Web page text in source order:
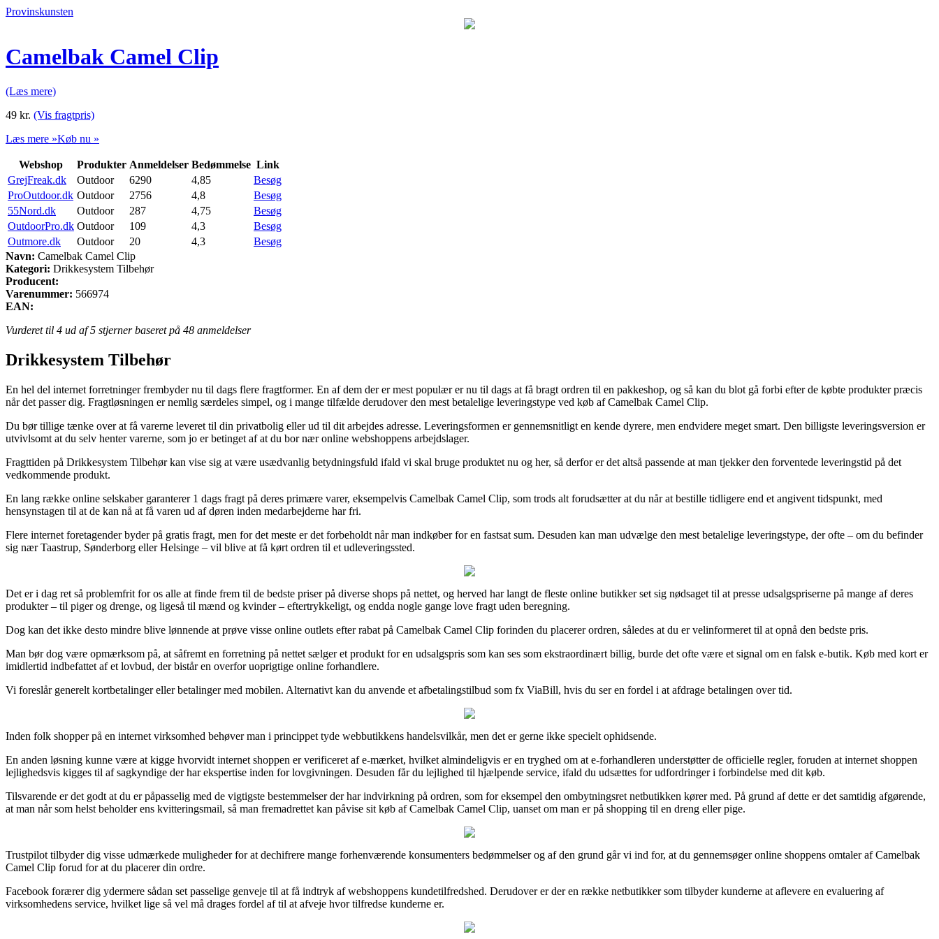
Provinskunsten
Camelbak Camel Clip
(Læs mere)
49 kr. (Vis fragtpris)
Læs mere »Køb nu »
Webshop Produkter Anmeldelser Bedømmelse Link
GrejFreak.dk
Outdoor 6290 4,85
Besøg
ProOutdoor.dk Outdoor 2756 4,8
Besøg
55Nord.dk
Outdoor 287 4,75
Besøg
OutdoorPro.dk Outdoor 109 4,3
Besøg
Outmore.dk
Outdoor 20 4,3
Besøg
Navn: Camelbak Camel Clip
Kategori: Drikkesystem Tilbehør
Producent:
Varenummer: 566974
EAN:
Vurderet til 4 ud af 5 stjerner baseret på 48 anmeldelser
Drikkesystem Tilbehør
En hel del internet forretninger frembyder nu til dags flere fragtformer. En af dem der er mest populær er nu til dags at få bragt ordren til en pakkeshop, og så kan du blot gå forbi efter de købte produkter præcis
når det passer dig. Fragtløsningen er nemlig særdeles simpel, og i mange tilfælde derudover den mest betalelige leveringstype ved køb af Camelbak Camel Clip.
Du bør tillige tænke over at få varerne leveret til din privatbolig eller ud til dit arbejdes adresse. Leveringsformen er gennemsnitligt en kende dyrere, men endvidere meget smart. Den billigste leveringsversion er
utvivlsomt at du selv henter varerne, som jo er betinget af at du bor nær online webshoppens arbejdslager.
Fragttiden på Drikkesystem Tilbehør kan vise sig at være usædvanlig betydningsfuld ifald vi skal bruge produktet nu og her, så derfor er det altså passende at man tjekker den forventede leveringstid på det
vedkommende produkt.
En lang række online selskaber garanterer 1 dags fragt på deres primære varer, eksempelvis Camelbak Camel Clip, som trods alt forudsætter at du når at bestille tidligere end et angivent tidspunkt, med
hensynstagen til at de kan nå at få varen ud af døren inden medarbejderne har fri.
Flere internet foretagender byder på gratis fragt, men for det meste er det forbeholdt når man indkøber for en fastsat sum. Desuden kan man udvælge den mest betalelige leveringstype, der ofte – om du befinder
sig nær Taastrup, Sønderborg eller Helsinge – vil blive at få kørt ordren til et udleveringssted.
Det er i dag ret så problemfrit for os alle at finde frem til de bedste priser på diverse shops på nettet, og herved har langt de fleste online butikker set sig nødsaget til at presse udsalgspriserne på mange af deres
produkter – til piger og drenge, og ligeså til mænd og kvinder – eftertrykkeligt, og endda nogle gange love fragt uden beregning.
Dog kan det ikke desto mindre blive lønnende at prøve visse online outlets efter rabat på Camelbak Camel Clip forinden du placerer ordren, således at du er velinformeret til at opnå den bedste pris.
Man bør dog være opmærksom på, at såfremt en forretning på nettet sælger et produkt for en udsalgspris som kan ses som ekstraordinært billig, burde det ofte være et signal om en falsk e-butik. Køb med kort er
imidlertid indbefattet af et lovbud, der bistår en overfor uoprigtige online forhandlere.
Vi foreslår generelt kortbetalinger eller betalinger med mobilen. Alternativt kan du anvende et afbetalingstilbud som fx ViaBill, hvis du ser en fordel i at afdrage betalingen over tid.
Inden folk shopper på en internet virksomhed behøver man i princippet tyde webbutikkens handelsvilkår, men det er gerne ikke specielt ophidsende.
En anden løsning kunne være at kigge hvorvidt internet shoppen er verificeret af e-mærket, hvilket almindeligvis er en tryghed om at e-forhandleren understøtter de officielle regler, foruden at internet shoppen
lejlighedsvis kigges til af sagkyndige der har ekspertise inden for lovgivningen. Desuden får du lejlighed til hjælpende service, ifald du udsættes for udfordringer i forbindelse med dit køb.
Tilsvarende er det godt at du er påpasselig med de vigtigste bestemmelser der har indvirkning på ordren, som for eksempel den ombytningsret netbutikken kører med. På grund af dette er det samtidig afgørende,
at man når som helst beholder ens kvitteringsmail, så man fremadrettet kan påvise sit køb af Camelbak Camel Clip, uanset om man er på shopping til en dreng eller pige.
Trustpilot tilbyder dig visse udmærkede muligheder for at dechifrere mange forhenværende konsumenters bedømmelser og af den grund går vi ind for, at du gennemsøger online shoppens omtaler af Camelbak
Camel Clip forud for at du placerer din ordre.
Facebook forærer dig ydermere sådan set passelige genveje til at få indtryk af webshoppens kundetilfredshed. Derudover er der en række netbutikker som tilbyder kunderne at aflevere en evaluering af
virksomhedens service, hvilket lige så vel må drages fordel af til at afveje hvor tilfredse kunderne er.